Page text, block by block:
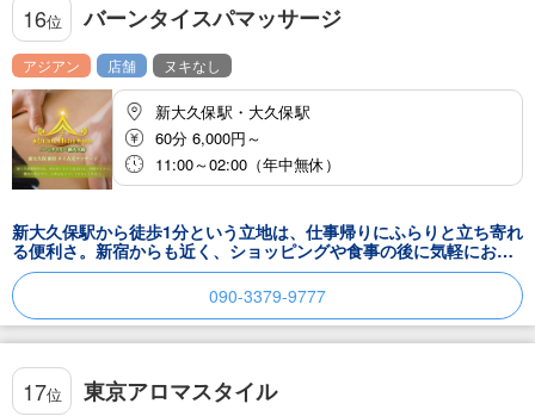
16位 バーンタイスパマッサージ
アジアン 店舗 ヌキなし
新大久保駅・大久保駅
60分 6,000円～
11:00～02:00（年中無休）
新大久保駅から徒歩1分という立地は、仕事帰りにふらりと立ち寄れ
る便利さ。新宿からも近く、ショッピングや食事の後に気軽にお越
しいただけます。営業時間は11:00から翌朝2:00まで。年中無休
で、あなたのライフスタイルに合わせてご利用いただけます。遅い
時間まで働いた日も、疲れを翌日に持ち越さず、その日のうちにリ
セットできる。それは、忙しい現代人にとって、かけがえのない贅
沢です。アクセスの良さと営業時間の長さ。それは、「いつでも癒
しが必要なときに、すぐに訪れることができる」という安心感につ
ながります。上質な休息は、明日への活力を生み出します。都会の
中のオアシスで、あなたの大切な時間をお過ごしください。
090-3379-9777
17位 東京アロマスタイル